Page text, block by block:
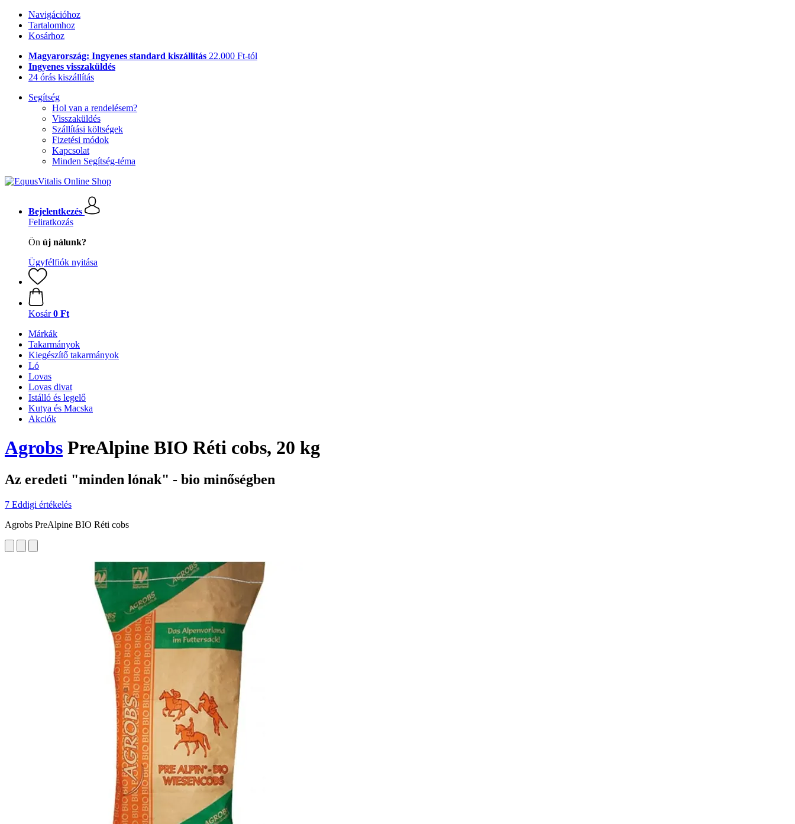
Navigációhoz
Tartalomhoz
Kosárhoz
Magyarország: Ingyenes standard kiszállítás 22.000 Ft-tól
Ingyenes visszaküldés
24 órás kiszállítás
Segítség
Hol van a rendelésem?
Visszaküldés
Szállítási költségek
Fizetési módok
Kapcsolat
Minden Segítség-téma
Bejelentkezés
Feliratkozás
Ön új nálunk?
Ügyfélfiók nyitása
Kosár 0 Ft
Márkák
Takarmányok
Kiegészítő takarmányok
Ló
Lovas
Lovas divat
Istálló és legelő
Kutya és Macska
Akciók
Agrobs PreAlpine BIO Réti cobs, 20 kg
Az eredeti "minden lónak" - bio minőségben
7 Eddigi értékelés
Agrobs PreAlpine BIO Réti cobs